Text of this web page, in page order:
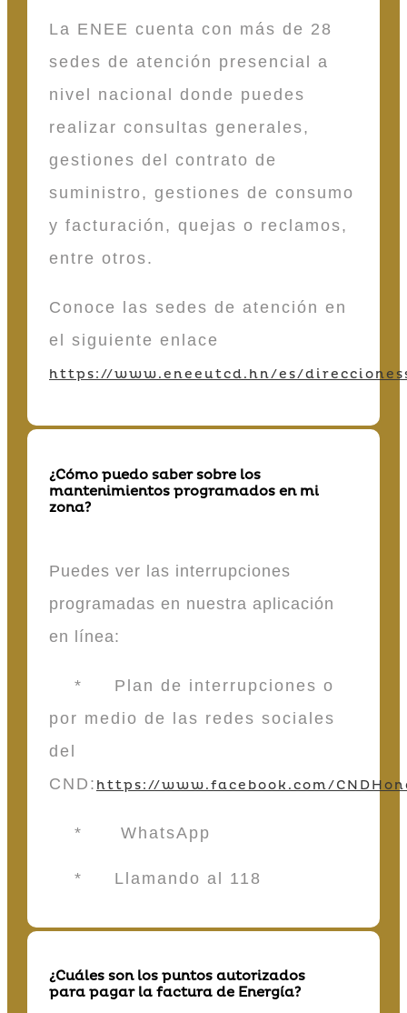
La ENEE cuenta con más de 28
sedes de atención presencial a
nivel nacional donde puedes
realizar consultas generales,
gestiones del contrato de
suministro, gestiones de consumo
y facturación, quejas o reclamos,
entre otros.
Conoce las sedes de atención en
el siguiente enlace
https://www.eneeutcd.hn/es/
¿Cómo puedo saber sobre los
mantenimientos programados en mi
zona?
Puedes ver las interrupciones
programadas en nuestra aplicación
en línea:
* Plan de interrupciones o
por medio de las redes sociales
del
CND: https://www.facebook.com/
* WhatsApp
* Llamando al 118
¿Cuáles son los puntos autorizados
para pagar la factura de Energía?